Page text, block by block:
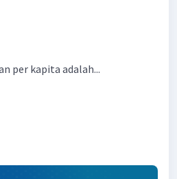
per kapita adalah...